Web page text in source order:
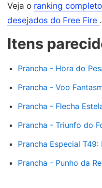
Veja o ranking
desejados do Free Fire .
Itens
Prancha - Hora do
Prancha - Voo
Prancha - Flecha
Prancha - Triunfo do
Prancha Especial T49:
Prancha - Punho da